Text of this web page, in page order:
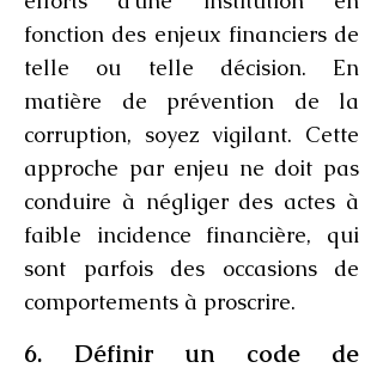
fonction des enjeux financiers de
telle ou telle décision. En
matière de prévention de la
corruption, soyez vigilant. Cette
approche par enjeu ne doit pas
conduire à négliger des actes à
faible incidence financière, qui
sont parfois des occasions de
comportements à proscrire.
6. Définir un code de